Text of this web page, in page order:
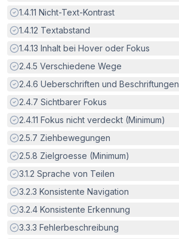
Erfüllt:
1.4.11 Nicht-Text-Kontrast
Erfüllt:
1.4.12 Textabstand
Erfüllt:
1.4.13 Inhalt bei Hover oder Fokus
Erfüllt:
2.4.5 Verschiedene Wege
Erfüllt:
2.4.6 Ueberschriften und Beschriftungen
Erfüllt:
2.4.7 Sichtbarer Fokus
Erfüllt:
2.4.11 Fokus nicht verdeckt (Minimum)
Erfüllt:
2.5.7 Ziehbewegungen
Erfüllt:
2.5.8 Zielgroesse (Minimum)
Erfüllt:
3.1.2 Sprache von Teilen
Erfüllt:
3.2.3 Konsistente Navigation
Erfüllt:
3.2.4 Konsistente Erkennung
Erfüllt:
3.3.3 Fehlerbeschreibung